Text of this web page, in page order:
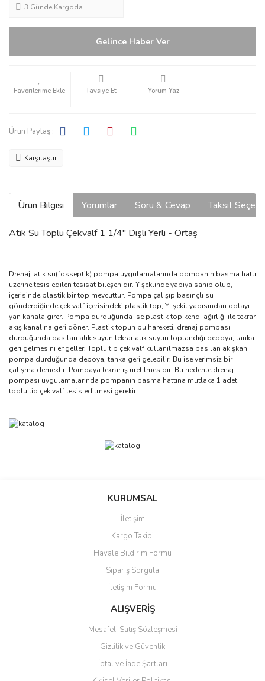
3 Günde Kargoda
Gelince Haber Ver
Tavsiye Et Yorum Yaz
Ürün Paylaş :
Karşılaştır
Ürün Bilgisi Yorumlar Soru & Cevap Taksit
Atık Su Toplu Çekvalf 1 1/4'' Dişli Yerli - Örtaş
Drenaj, atık su(fosseptik) pompa uygulamalarında pompanın basma hattı
üzerine tesis edilen tesisat bileşenidir. Y şeklinde yapıya sahip olup,
içerisinde plastik bir top mevcuttur. Pompa çalışıp basınçlı su
gönderdiğinde çek valf içerisindeki plastik top, Y şekil yapısından dolayı
yan kanala girer. Pompa durduğunda ise plastik top kendi ağırlığı ile tekrar
akış kanalına geri döner. Plastik topun bu hareketi, drenaj pompası
durduğunda basılan atık suyun tekrar atık suyun toplandığı depoya, tanka
geri gelmesini engeller. Toplu tip çek valf kullanılmazsa basılan akışkan
pompa durduğunda depoya, tanka geri gelebilir. Bu ise verimsiz bir
çalışma demektir. Pompaya tekrar iş üretilmesidir. Bu nedenle drenaj
pompası uygulamalarında pompanın basma hattına mutlaka 1 adet
toplu tip çek valf tesis edilmesi gerekir.
Bu ürüne ilk yorumu siz yapın!
Ürün hakkında henüz soru sorulmamış.
Ürün resmi kalitesiz, bozuk veya görüntülenemiyor.
Ürün açıklamasında eksik bilgiler bulunuyor.
Ürün bilgilerinde hatalar bulunuyor.
Ürün fiyatı diğer sitelerden daha pahalı.
Bu ürüne benzer farklı alternatifler olmalı.
KURUMSAL
İletişim
Kargo Takibi
Havale Bildirim Formu
Sipariş Sorgula
İletişim Formu
ALIŞVERİŞ
Mesafeli Satış Sözleşmesi
Gizlilik ve Güvenlik
İptal ve İade Şartları